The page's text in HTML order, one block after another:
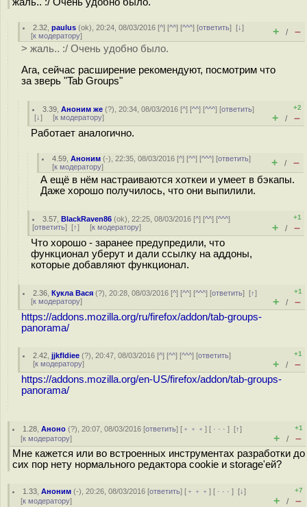
2.32 ,paulus (ok), 20:24, 08/03/2016 [^] [^^] [^^^] [ответить][↓]
[к модератору] + / –
> жаль.. :/ Очень удобно было.
Ага, сейчас расширение рекомендуют, посмотрим что
за зверь "Tab Groups"
3.39 ,Аноним же (?), 20:34, 08/03/2016 [^] [^^] [^^^] [ответить]
[↓] [к модератору]
+2
+ / –
Работает аналогично.
4.59 ,Аноним (-), 22:35, 08/03/2016 [^] [^^] [^^^] [ответить]
[к модератору] + / –
А ещё в нём настраиваются хоткеи и умеет в бэкапы.
Даже хорошо получилось, что они выпилили.
3.57 ,BlackRaven86 (ok), 22:25, 08/03/2016 [^] [^^] [^^^]
[ответить] [↑] [к модератору]
+1
+ / –
Что хорошо - заранее предупредили, что
функционал уберут и дали ссылку на аддоны,
которые добавляют функционал.
2.36 ,Кукла Вася (?), 20:28, 08/03/2016 [^] [^^] [^^^] [ответить][↑]
[к модератору]
+1
+ / –
https://addons.mozilla.org/ru/firefox/addon/tab-groups-
panorama/
2.42 ,jjkfldiee (?), 20:47, 08/03/2016 [^] [^^] [^^^] [ответить]
[к модератору]
+1
+ / –
https://addons.mozilla.org/en-US/firefox/addon/tab-groups-
panorama/
1.28 ,Аноно (?), 20:07, 08/03/2016 [ответить] [ ﹢﹢﹢] [ · · ·][↑]
[к модератору]
+1
+ / –
Мне кажется или во встроенных инструментах разработки до
сих пор нету нормального редактора cookie и storage'ей?
1.33 ,Аноним (-), 20:26, 08/03/2016 [ответить] [ ﹢﹢﹢] [ · · ·][↓]
[к модератору]
+7
+ / –